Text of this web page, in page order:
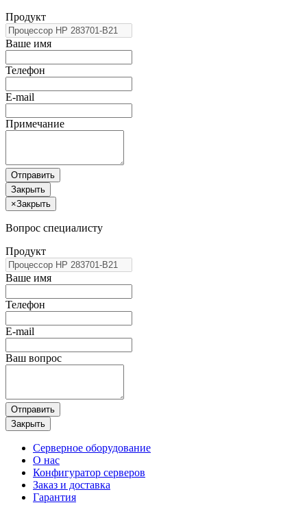
Продукт
Ваше имя
Телефон
E-mail
Примечание
Отправить
Закрыть
×Закрыть
Вопрос специалисту
Продукт
Ваше имя
Телефон
E-mail
Ваш вопрос
Отправить
Закрыть
Серверное оборудование
О нас
Конфигуратор серверов
Заказ и доставка
Гарантия